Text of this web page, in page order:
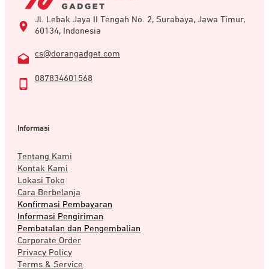
USB memiliki desain yang ergonomis. Dengan begitu
pengguna bisa menyimpannya di mana saja tanpa
memakan tempat. Mulai dari di saku, dalam tas, dan
tempat aman lainnya.
Jl. Lebak Jaya II Tengah No. 2, Surabaya, Jawa Timur,
60134, Indonesia
cs@dorangadget.com
087834601568
Informasi
Tentang Kami
Kontak Kami
Lokasi Toko
Cara Berbelanja
Konfirmasi Pembayaran
Informasi Pengiriman
Pembatalan dan Pengembalian
Corporate Order
Privacy Policy
Terms & Service